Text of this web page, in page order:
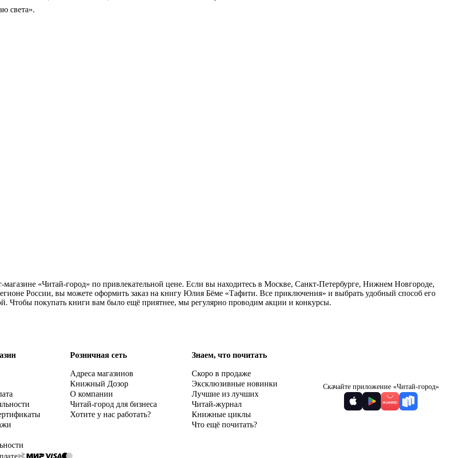
света».
«Читай-город» по привлекательной цене. Если вы находитесь в Москве, Санкт-Петербурге, Нижнем Новгороде,
России, вы можете оформить заказ на книгу Юлия Бёме «Тафити. Все приключения» и выбрать удобный способ его
Чтобы покупать книги вам было ещё приятнее, мы регулярно проводим акции и конкурсы.
Розничная сеть
Адреса магазинов
Книжный Дозор
О компании
Читай-город для бизнеса
Хотите у нас работать?
Знаем, что почитать
Скоро в продаже
Эксклюзивные новинки
Лучшие из лучших
Читай-журнал
Книжные циклы
Что ещё почитать?
Скачайте приложение «Читай-город»